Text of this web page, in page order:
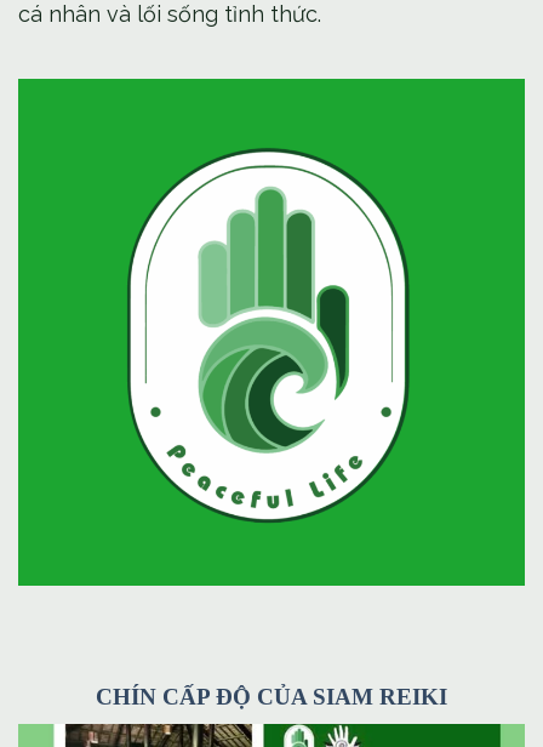
cá nhân và lối sống tỉnh thức.
CHÍN CẤP ĐỘ CỦA SIAM REIKI